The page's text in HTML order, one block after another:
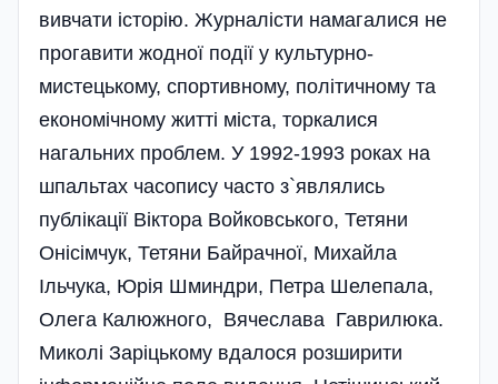
вивчати історію. Журналісти намагалися не
прогавити жодної події у культурно-
мистецькому, спортивному, політичному та
економічному житті міста, торкалися
нагальних проблем. У 1992-1993 роках на
шпальтах часопису часто з`являлись
публікації Віктора Войковського, Тетяни
Онісімчук, Тетяни Байрачної, Михайла
Ільчука, Юрія Шминдри, Петра Шелепала,
Олега Калюжного, Вячеслава Гаврилюка.
Миколі Заріцькому вдалося розширити